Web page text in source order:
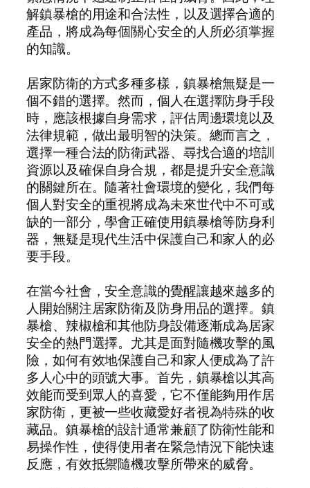
解鎮暴槍的用途和合法性，以及選擇合適的
產品，將成為每個關心安全的人所必須掌握
的知識。
居家防衛的方式多種多樣，鎮暴槍無疑是一
個不錯的選擇。然而，個人在選擇防身手段
時，應該根據自身需求，評估周邊環境以及
法律規範，做出最明智的決策。總而言之，
選擇一種合法的防衛武器、尋找合適的培訓
資源以及確保自身合規，都是提升安全意識
的關鍵所在。隨著社會環境的變化，我們每
個人對安全的重視將成為未來世代中不可或
缺的一部分，學會正確使用鎮暴槍等防身利
器，無疑是現代生活中保護自己和家人的必
要手段。
在當今社會，安全意識的覺醒讓越來越多的
人開始關注居家防衛及防身用品的選擇。鎮
暴槍、辣椒槍和其他防身設備逐漸成為居家
安全的熱門選擇。尤其是面對隨機攻擊的風
險，如何有效地保護自己和家人便成為了許
多人心中的頭號大事。首先，鎮暴槍以其高
效能而受到眾人的喜愛，它不僅能夠用作居
家防衛，更被一些收藏愛好者視為特殊的收
藏品。鎮暴槍的設計通常兼顧了防衛性能和
易操作性，使得使用者在緊急情況下能快速
反應，有效抵禦隨機攻擊所帶來的威脅。